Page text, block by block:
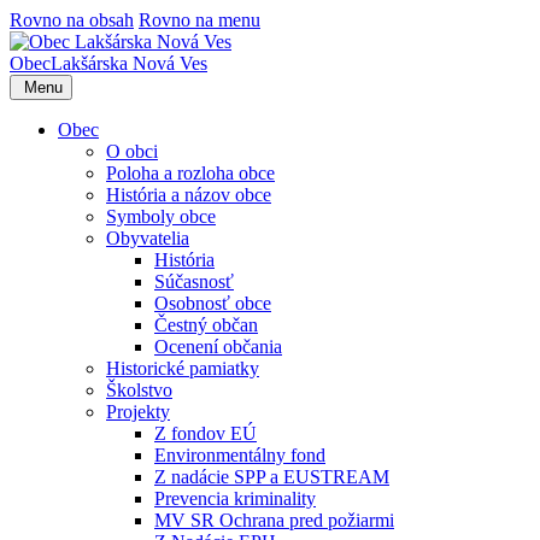
Rovno na obsah Rovno na menu
ObecLakšárska Nová Ves
Menu
Obec
O obci
Poloha a rozloha obce
História a názov obce
Symboly obce
Obyvatelia
História
Súčasnosť
Osobnosť obce
Čestný občan
Ocenení občania
Historické pamiatky
Školstvo
Projekty
Z fondov EÚ
Environmentálny fond
Z nadácie SPP a EUSTREAM
Prevencia kriminality
MV SR Ochrana pred požiarmi